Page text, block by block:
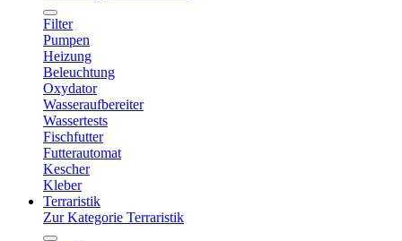
Filter
Pumpen
Heizung
Beleuchtung
Oxydator
Wasseraufbereiter
Wassertests
Fischfutter
Futterautomat
Kescher
Kleber
Terraristik
Zur Kategorie Terraristik